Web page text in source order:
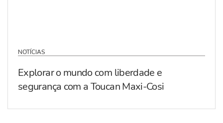
NOTÍCIAS
Explorar o mundo com liberdade e
segurança com a Toucan Maxi-Cosi